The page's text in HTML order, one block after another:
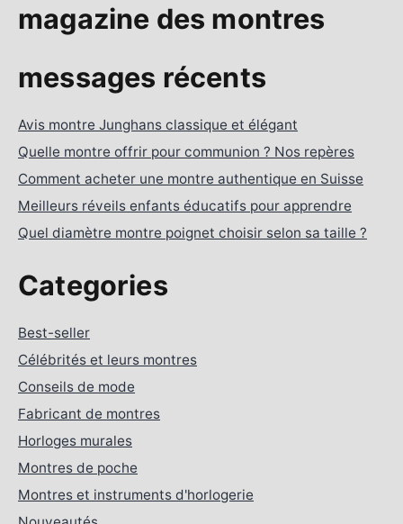
magazine des montres
messages récents
Avis montre Junghans classique et élégant
Quelle montre offrir pour communion ? Nos repères
Comment acheter une montre authentique en Suisse
Meilleurs réveils enfants éducatifs pour apprendre
Quel diamètre montre poignet choisir selon sa taille ?
Categories
Best-seller
Célébrités et leurs montres
Conseils de mode
Fabricant de montres
Horloges murales
Montres de poche
Montres et instruments d'horlogerie